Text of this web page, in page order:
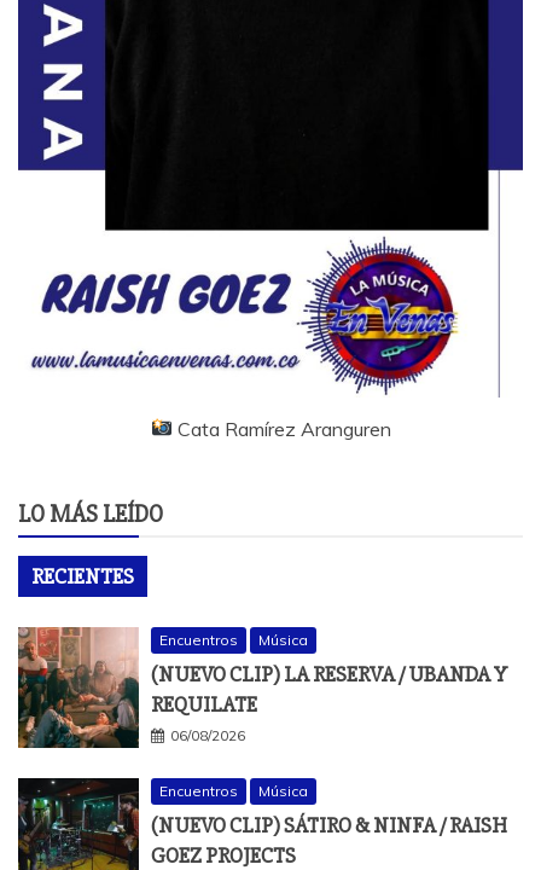
Cata Ramírez Aranguren
LO MÁS LEÍDO
RECIENTES
Encuentros Música
(NUEVO CLIP) LA RESERVA / UBANDA Y
REQUILATE
06/08/2026
Encuentros Música
(NUEVO CLIP) SÁTIRO & NINFA / RAISH
GOEZ PROJECTS